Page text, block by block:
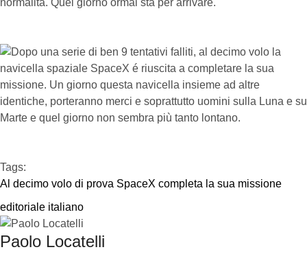
normalità. Quel giorno ormai sta per arrivare.
Tags:
Al decimo volo di prova SpaceX completa la sua missione
editoriale italiano
Paolo Locatelli